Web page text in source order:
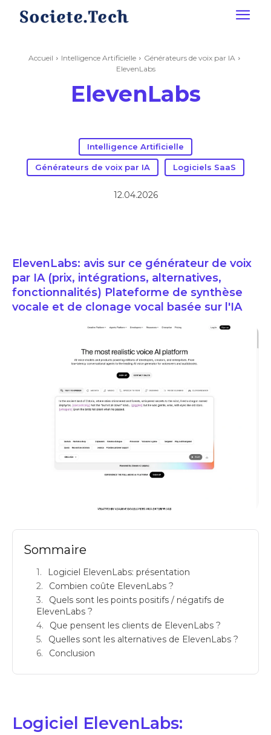
Accueil Intelligence Artificielle
Générateurs de voix par IA
ElevenLabs
ElevenLabs
Intelligence Artificielle
Générateurs de voix par IA Logiciels SaaS
12.04.2026
ElevenLabs: avis sur ce générateur de voix
par IA (prix, intégrations, alternatives,
fonctionnalités) Plateforme de synthèse
vocale et de clonage vocal basée sur l'IA
ElevenLabs : avis sur ce générateur de voix par IA & prix
Sommaire
Logiciel ElevenLabs: présentation
Combien coûte ElevenLabs ?
Quels sont les points positifs / négatifs de
ElevenLabs ?
Que pensent les clients de ElevenLabs ?
Quelles sont les alternatives de ElevenLabs ?
Conclusion
Logiciel ElevenLabs: